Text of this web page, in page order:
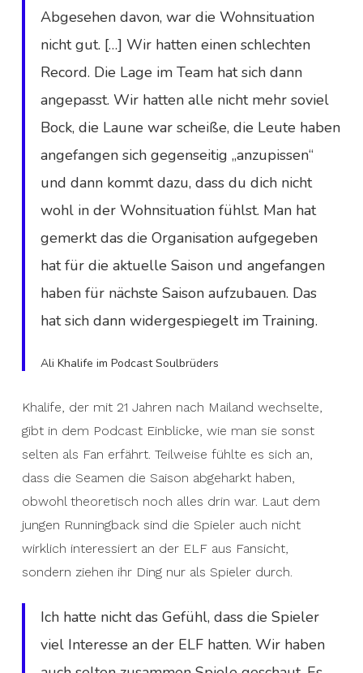
Abgesehen davon, war die Wohnsituation
nicht gut. […] Wir hatten einen schlechten
Record. Die Lage im Team hat sich dann
angepasst. Wir hatten alle nicht mehr soviel
Bock, die Laune war scheiße, die Leute haben
angefangen sich gegenseitig „anzupissen“
und dann kommt dazu, dass du dich nicht
wohl in der Wohnsituation fühlst. Man hat
gemerkt das die Organisation aufgegeben
hat für die aktuelle Saison und angefangen
haben für nächste Saison aufzubauen. Das
hat sich dann widergespiegelt im Training.
Ali Khalife im Podcast Soulbrüders
Khalife, der mit 21 Jahren nach Mailand wechselte,
gibt in dem Podcast Einblicke, wie man sie sonst
selten als Fan erfährt. Teilweise fühlte es sich an,
dass die Seamen die Saison abgeharkt haben,
obwohl theoretisch noch alles drin war. Laut dem
jungen Runningback sind die Spieler auch nicht
wirklich interessiert an der ELF aus Fansicht,
sondern ziehen ihr Ding nur als Spieler durch.
Ich hatte nicht das Gefühl, dass die Spieler
viel Interesse an der ELF hatten. Wir haben